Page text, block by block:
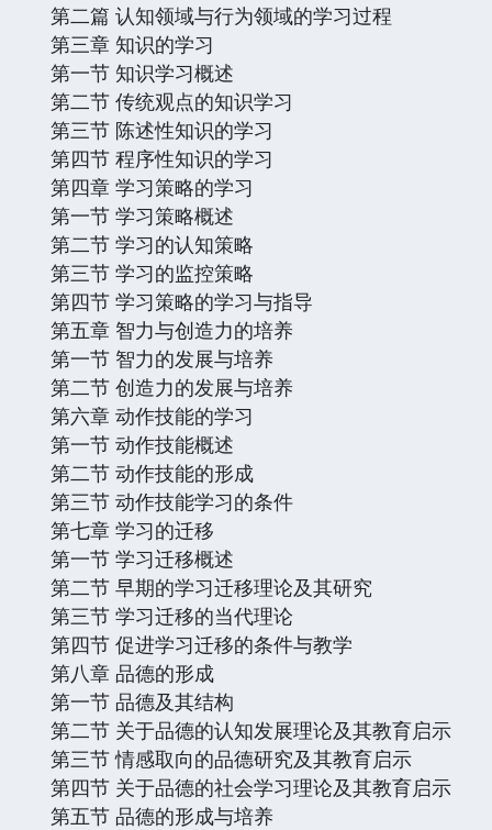
第二篇 认知领域与行为领域的学习过程
第三章 知识的学习
第一节 知识学习概述
第二节 传统观点的知识学习
第三节 陈述性知识的学习
第四节 程序性知识的学习
第四章 学习策略的学习
第一节 学习策略概述
第二节 学习的认知策略
第三节 学习的监控策略
第四节 学习策略的学习与指导
第五章 智力与创造力的培养
第一节 智力的发展与培养
第二节 创造力的发展与培养
第六章 动作技能的学习
第一节 动作技能概述
第二节 动作技能的形成
第三节 动作技能学习的条件
第七章 学习的迁移
第一节 学习迁移概述
第二节 早期的学习迁移理论及其研究
第三节 学习迁移的当代理论
第四节 促进学习迁移的条件与教学
第八章 品德的形成
第一节 品德及其结构
第二节 关于品德的认知发展理论及其教育启示
第三节 情感取向的品德研究及其教育启示
第四节 关于品德的社会学习理论及其教育启示
第五节 品德的形成与培养